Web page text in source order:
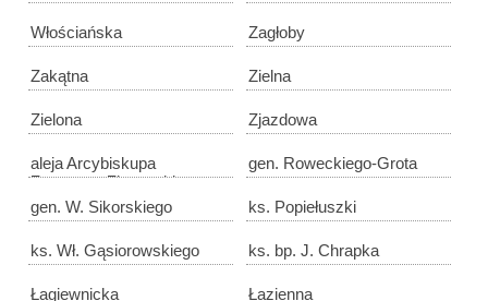
Włościańska Zagłoby
Zakątna Zielna
Zielona Zjazdowa
aleja Arcybiskupa
Zygmunta Zimowskiego
gen. Roweckiego-Grota
gen. W. Sikorskiego ks. Popiełuszki
ks. Wł. Gąsiorowskiego ks. bp. J. Chrapka
Łagiewnicka Łazienna